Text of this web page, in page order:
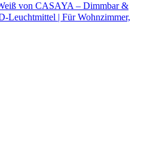
von CASAYA – Dimmbar &
Leuchtmittel | Für Wohnzimmer,